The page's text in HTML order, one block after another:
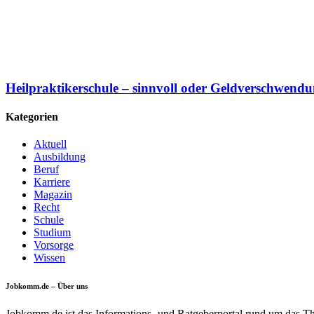
Heilpraktikerschule – sinnvoll oder
Kategorien
Aktuell
Ausbildung
Beruf
Karriere
Magazin
Recht
Schule
Studium
Vorsorge
Wissen
Jobkomm.de – Über uns